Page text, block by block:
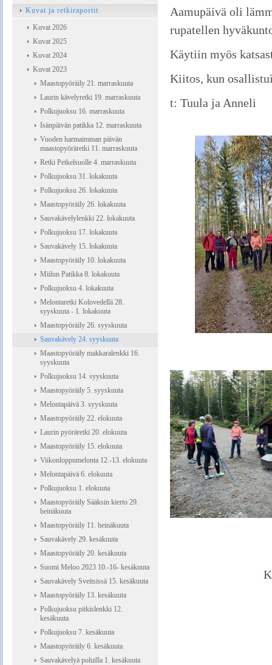
Aamupäivä oli
rupatellen
Käytiin myös
Kiitos, kun
t: Tuula ja Anneli
Kuvat ja retkiraportit
Kuvat 2026
Kuvat 2025
Kuvat 2024
Kuvat 2023
Maastopyöräily 21. marraskuuta
Laurin kävelyretki 19. marraskuuta
Polkujuoksu 16. marraskuuta
Isänpäivän patikka 12. marraskuuta
Vuoden harmaimman päivän
maastopyöräretki 11. marraskuuta
Retki Petkelsuolle 4. marraskuuta
Polkujuoksu 31. lokakuuta
Polkujuoksu 26. lokakuuta
Maastopyöräily 26. lokakuuta
Sauvakävelylenkki 22. lokakuuta
Polkujuoksu 17. lokakuuta
Sauvakävely 15. lokakuuta
Maastopyöräily 10. lokakuuta
Miilun Patikka 8. lokakuuta
Polkujuoksu 4. lokakuuta
Melontaretki Kolovedellä 28.
syyskuuta - 1. lokakuuta
Maastopyöräily 26. syyskuuta
Sauvakävely 24. syyskuuta
Maastopyöräily makkaralenkki 16.
syyskuuta
Polkujuoksu 14. syyskuuta
Maastopyöräily 5. syyskuuta
Melontapäivä 3. syyskuuta
Maastopyöräily 22. elokuuta
Laurin pyöräretki 20. elokuuta
Maastopyöräily 15. elokuuta
Viikonloppumelonta 12.-13. elokuuta
Melontapäivä 6. elokuuta
Polkujuoksu 1. elokuuta
Maastopyöräily Sääksin kierto 29.
heinäkuuta
Maastopyöräily 11. heinäkuuta
Sauvakävely 29. kesäkuuta
Maastopyöräily 20. kesäkuuta
Suomi Meloo 2023 10.-16- kesäkuuta
Sauvakävely Sveitsissä 15. kesäkuuta
Maastopyöräily 13. kesäkuuta
Polkujuoksu pitkislenkki 12.
kesäkuuta
Polkujuoksu 7. kesäkuuta
Maastopyöräily 6. kesäkuuta
Sauvakävelyä poluilla 1. kesäkuuta